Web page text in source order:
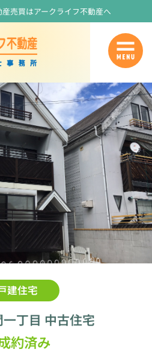
売買はアークライフ不動産へ
建住宅
丁目 中古住宅
約済み